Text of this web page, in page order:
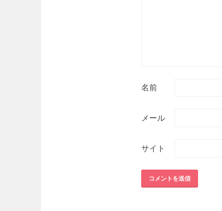
名前
メール
サイト